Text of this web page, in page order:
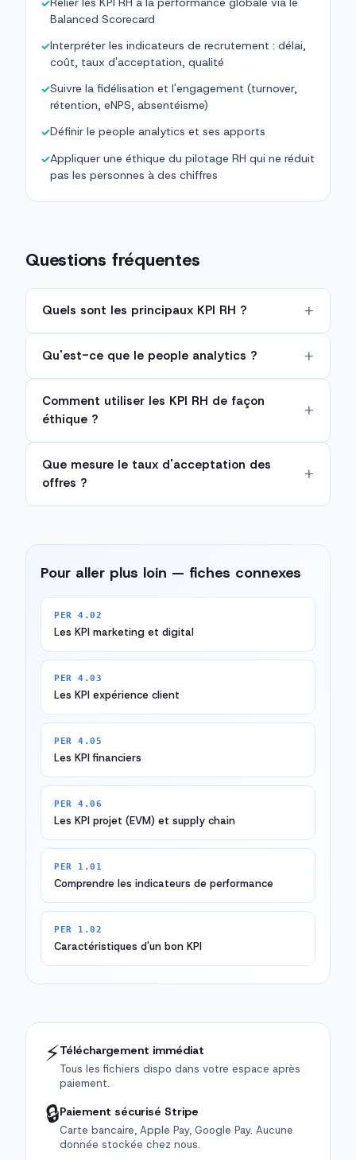
✓
Balanced Scorecard
✓Interpréter les indicateurs de recrutement : délai,
coût, taux d'acceptation, qualité
✓Suivre la fidélisation et l'engagement (turnover,
rétention, eNPS, absentéisme)
✓Définir le people analytics et ses apports
✓Appliquer une éthique du pilotage RH qui ne réduit
pas les personnes à des chiffres
Questions fréquentes
Quels sont les principaux KPI RH ?
Qu'est-ce que le people analytics ?
Comment utiliser les KPI RH de façon
éthique ?
Que mesure le taux d'acceptation des
offres ?
Pour aller plus loin — fiches connexes
PER 4.02
Les KPI marketing et digital
PER 4.03
Les KPI expérience client
PER 4.05
Les KPI financiers
PER 4.06
Les KPI projet (EVM) et supply chain
PER 1.01
Comprendre les indicateurs de performance
PER 1.02
Caractéristiques d'un bon KPI
⚡Téléchargement immédiat
Tous les fichiers dispo dans votre espace après
paiement.
🔒Paiement sécurisé Stripe
Carte bancaire, Apple Pay, Google Pay. Aucune
donnée stockée chez nous.